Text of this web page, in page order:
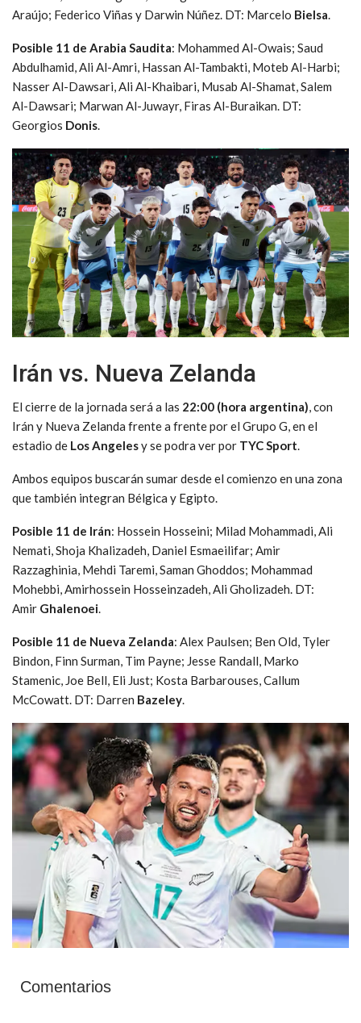
Araújo; Federico Viñas y Darwin Núñez. DT: Marcelo Bielsa.
Posible 11 de Arabia Saudita: Mohammed Al-Owais; Saud
Abdulhamid, Ali Al-Amri, Hassan Al-Tambakti, Moteb Al-Harbi;
Nasser Al-Dawsari, Ali Al-Khaibari, Musab Al-Shamat, Salem
Al-Dawsari; Marwan Al-Juwayr, Firas Al-Buraikan. DT:
Georgios Donis.
Irán vs. Nueva Zelanda
El cierre de la jornada será a las 22:00 (hora argentina), con
Irán y Nueva Zelanda frente a frente por el Grupo G, en el
estadio de Los Angelesy se podra ver por TYC Sport.
Ambos equipos buscarán sumar desde el comienzo en una zona
que también integran Bélgica y Egipto.
Posible 11 de Irán: Hossein Hosseini; Milad Mohammadi, Ali
Nemati, Shoja Khalizadeh, Daniel Esmaeilifar; Amir
Razzaghinia, Mehdi Taremi, Saman Ghoddos; Mohammad
Mohebbi, Amirhossein Hosseinzadeh, Ali Gholizadeh. DT:
Amir Ghalenoei.
Posible 11 de Nueva Zelanda: Alex Paulsen; Ben Old, Tyler
Bindon, Finn Surman, Tim Payne; Jesse Randall, Marko
Stamenic, Joe Bell, Eli Just; Kosta Barbarouses, Callum
McCowatt. DT: Darren Bazeley.
Comentarios